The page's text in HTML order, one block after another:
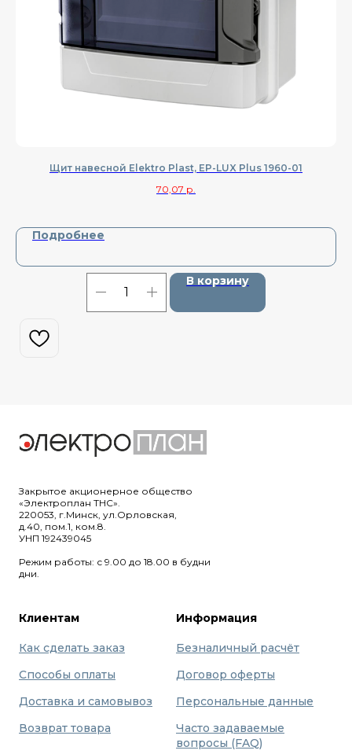
Щит навесной Elektro Plast, EP-LUX Plus 1960-01
70,07 р.
Подробнее
В корзину
Закрытое акционерное общество
«Электроплан ТНС».
220053, г.Минск, ул.Орловская,
д.40, пом.1, ком.8.
УНП 192439045
Режим работы: с 9.00 до 18.00 в будни
дни.
Клиентам
Как сделать заказ
Способы оплаты
Доставка и самовывоз
Возврат товара
Информация
Безналичный расчёт
Договор оферты
Персональные данные
Часто задаваемые
вопросы (FAQ)